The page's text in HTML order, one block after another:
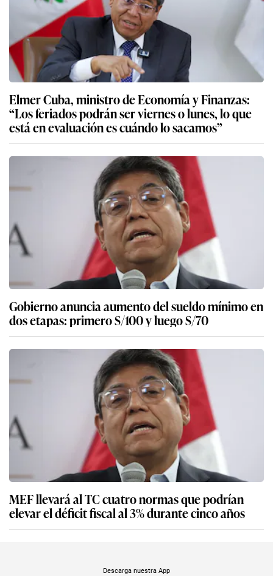
Elmer Cuba, ministro de Economía y Finanzas:
“Los feriados podrán ser viernes o lunes, lo que
está en evaluación es cuándo lo sacamos”
Gobierno anuncia aumento del sueldo mínimo en
dos etapas: primero S/100 y luego S/70
MEF llevará al TC cuatro normas que podrían
elevar el déficit fiscal al 3% durante cinco años
Descarga nuestra App